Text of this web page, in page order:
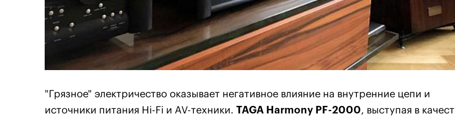
"Грязное" электричество оказывает негативное влияние на внутренние цепи и
источники питания Hi-Fi и AV-техники. TAGA Harmony PF-2000, выступая в